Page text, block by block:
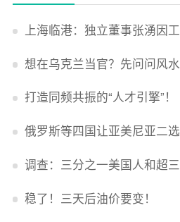
上海临港：独立董事张湧因
想在乌克兰当官？先问问风
打造同频共振的“人才引擎”！
俄罗斯等四国让亚美尼亚二选一
调查：三分之一美国人和超三分之一加拿大
稳了！三天后油价要变！